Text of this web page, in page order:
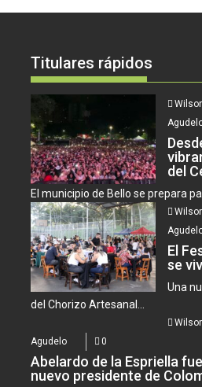
Titulares rápidos
del
El municipio de Bello se prepara
El
se
Una
del Chorizo Artesanal...
Agudelo
0
Abelardo de la Espriella
nuevo presidente de